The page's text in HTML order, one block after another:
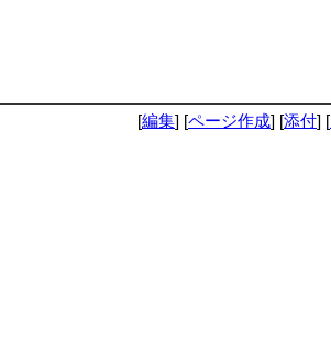
[編集] [ページ作成] [添付] [